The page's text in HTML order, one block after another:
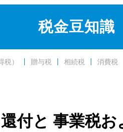
税金豆知識
） 贈与税 相続税 消費税
付と 事業税